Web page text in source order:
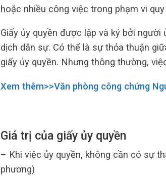
hoặc nhiều công việc trong phạm vi
Giấy ủy quyền được lập và ký bởi
dịch dân sự. Có thể là sự thỏa thuận
giấy ủy quyền. Nhưng thông thường,
Xem thêm>>Văn phòng công chứng
Giá trị của giấy ủy quyền
– Khi việc ủy quyền, không cần có sự
phương)